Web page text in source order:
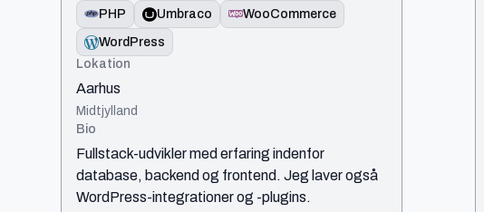
PHP
Umbraco
WooCommerce
WordPress
Lokation
Aarhus
Midtjylland
Bio
Fullstack-udvikler med erfaring indenfor
database, backend og frontend. Jeg laver også
WordPress-integrationer og -plugins.